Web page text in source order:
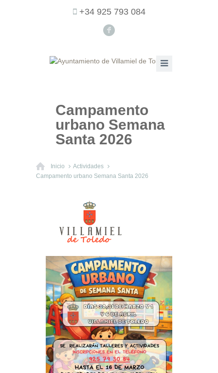
F
+34 925 793 084
Campamento
urbano Semana
Santa 2026
Inicio
Actividades
Campamento urbano Semana Santa 2026